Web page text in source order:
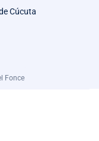
Cúcuta
Fonce